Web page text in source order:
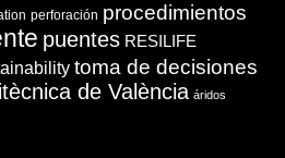
perforación procedimientos
puentes RESILIFE
toma de decisiones
de València áridos